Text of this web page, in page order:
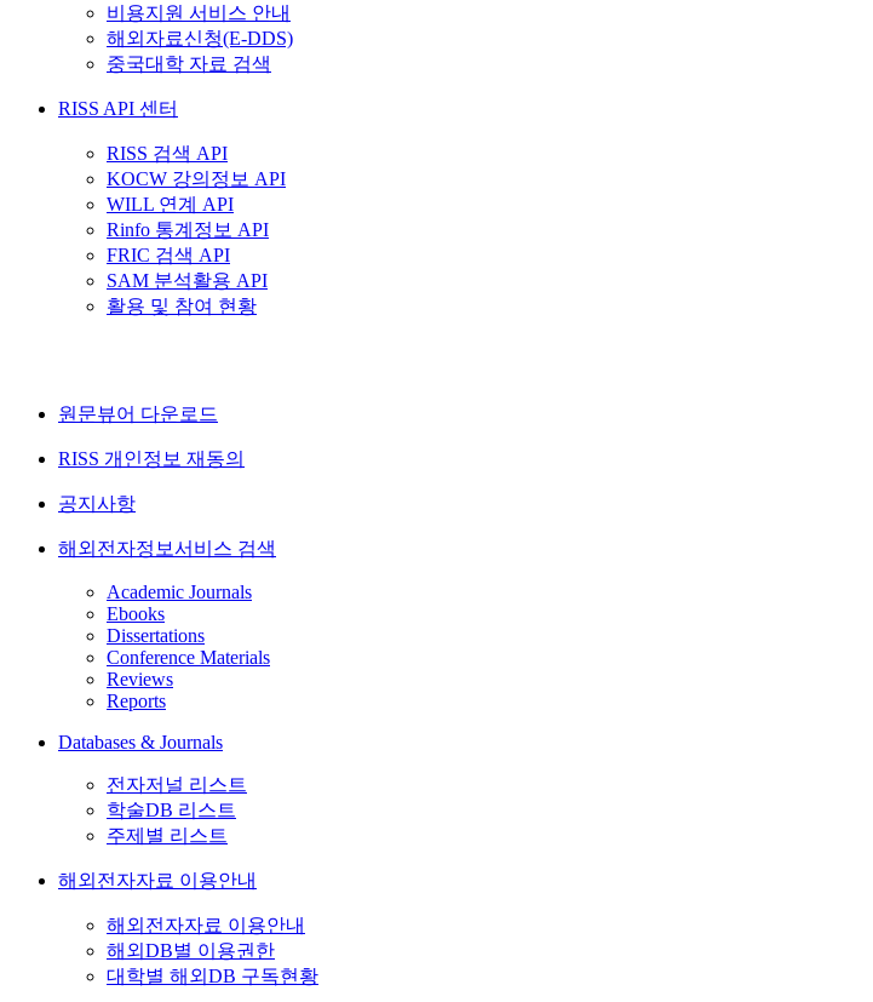
비용지원 서비스 안내
해외자료신청(E-DDS)
중국대학 자료 검색
RISS API 센터
RISS 검색 API
KOCW 강의정보 API
WILL 연계 API
Rinfo 통계정보 API
FRIC 검색 API
SAM 분석활용 API
활용 및 참여 현황
원문뷰어 다운로드
RISS 개인정보 재동의
공지사항
해외전자정보서비스 검색
Academic Journals
Ebooks
Dissertations
Conference Materials
Reviews
Reports
Databases & Journals
전자저널 리스트
학술DB 리스트
주제별 리스트
해외전자자료 이용안내
해외전자자료 이용안내
해외DB별 이용권한
대학별 해외DB 구독현황